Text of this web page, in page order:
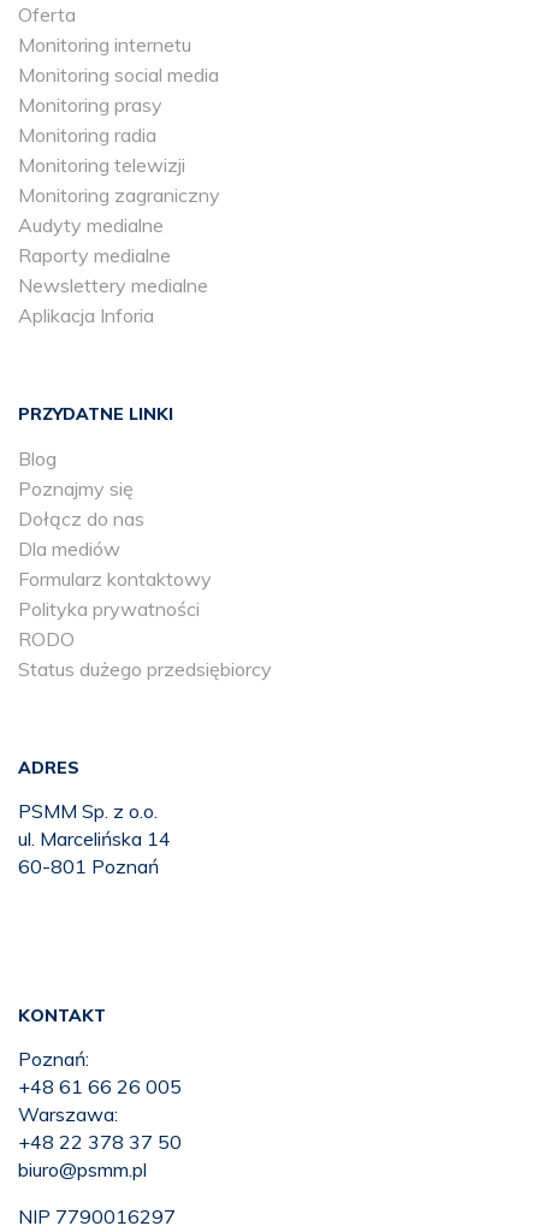
Oferta
Monitoring internetu
Monitoring social media
Monitoring prasy
Monitoring radia
Monitoring telewizji
Monitoring zagraniczny
Audyty medialne
Raporty medialne
Newslettery medialne
Aplikacja Inforia
PRZYDATNE LINKI
Blog
Poznajmy się
Dołącz do nas
Dla mediów
Formularz kontaktowy
Polityka prywatności
RODO
Status dużego przedsiębiorcy
ADRES
PSMM Sp. z o.o.
ul. Marcelińska 14
60-801 Poznań
KONTAKT
Poznań:
+48 61 66 26 005
Warszawa:
+48 22 378 37 50
biuro@psmm.pl
NIP 7790016297